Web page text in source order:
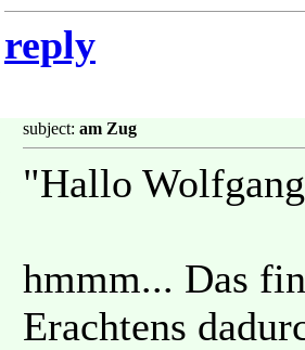
reply
subject: am Zug
"Hallo
hmmm... Das
Erachtens